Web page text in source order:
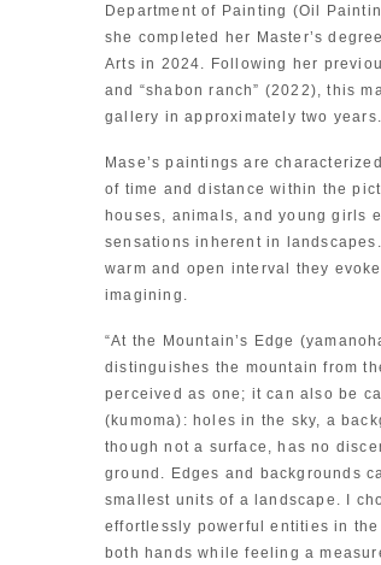
Department of Painting (Oil
she completed her Master’s
Arts in 2024. Following her
and “shabon ranch” (2022), this
gallery in approximately two years.
Mase’s paintings are
of time and distance within the
houses, animals, and young girls
sensations inherent in
warm and open interval they
imagining.
“At the Mountain’s Edge
distinguishes the mountain from
perceived as one; it can also be
(kumoma): holes in the sky, a
though not a surface, has no
ground. Edges and backgrounds
smallest units of a landscape. I
effortlessly powerful entities in
both hands while feeling a